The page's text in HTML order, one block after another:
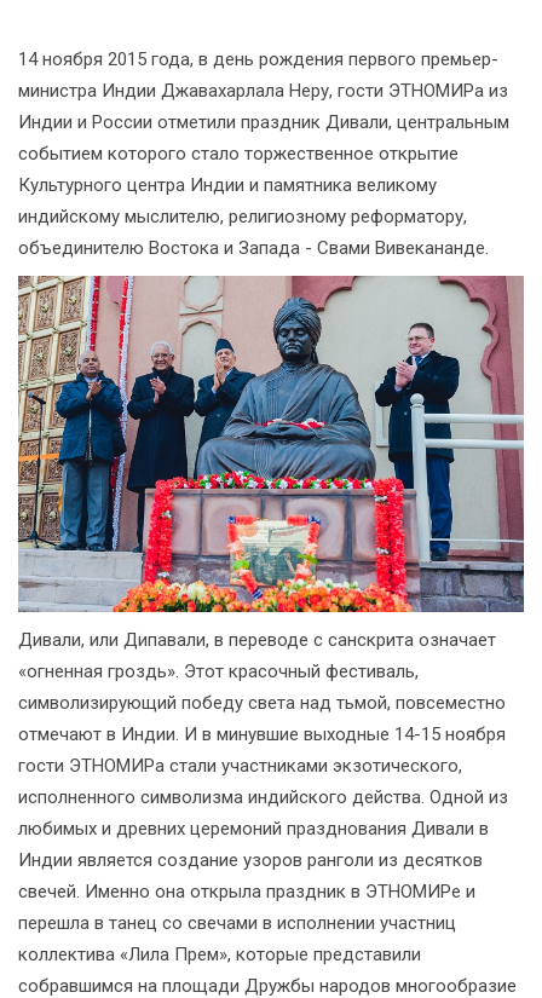
14 ноября 2015 года, в день рождения первого премьер-
министра Индии Джавахарлала Неру, гости ЭТНОМИРа из
Индии и России отметили праздник Дивали, центральным
событием которого стало торжественное открытие
Культурного центра Индии и памятника великому
индийскому мыслителю, религиозному реформатору,
объединителю Востока и Запада - Свами Вивекананде.
Дивали, или Дипавали, в переводе с санскрита означает
«огненная гроздь». Этот красочный фестиваль,
символизирующий победу света над тьмой, повсеместно
отмечают в Индии. И в минувшие выходные 14-15 ноября
гости ЭТНОМИРа стали участниками экзотического,
исполненного символизма индийского действа. Одной из
любимых и древних церемоний празднования Дивали в
Индии является создание узоров ранголи из десятков
свечей. Именно она открыла праздник в ЭТНОМИРе и
перешла в танец со свечами в исполнении участниц
коллектива «Лила Прем», которые представили
собравшимся на площади Дружбы народов многообразие